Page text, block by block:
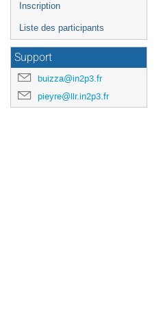
Inscription
Liste des participants
Support
buizza@in2p3.fr
pieyre@llr.in2p3.fr